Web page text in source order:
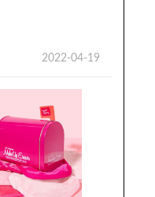
2022-04-19